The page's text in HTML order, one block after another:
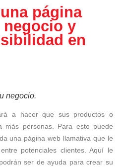
página
negocio y
en
negocio.
a hacer que sus productos o
más personas. Para esto puede
una página web llamativa que le
potenciales clientes. Aquí le
ser de ayuda para crear su